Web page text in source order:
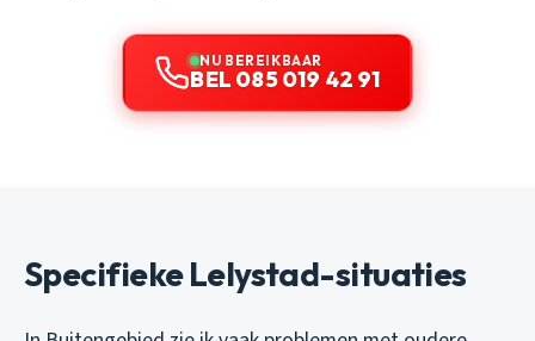
NU BEREIKBAAR
BEL 085 019 42 91
Specifieke Lelystad-situaties